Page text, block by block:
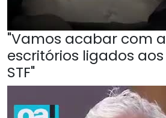
"Vamos acabar com
escritórios ligados
STF"